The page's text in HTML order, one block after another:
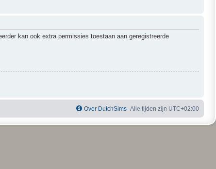
kan ook extra permissies toestaan aan geregistreerde
Alle tijden zijn UTC+02:00
Over DutchSims